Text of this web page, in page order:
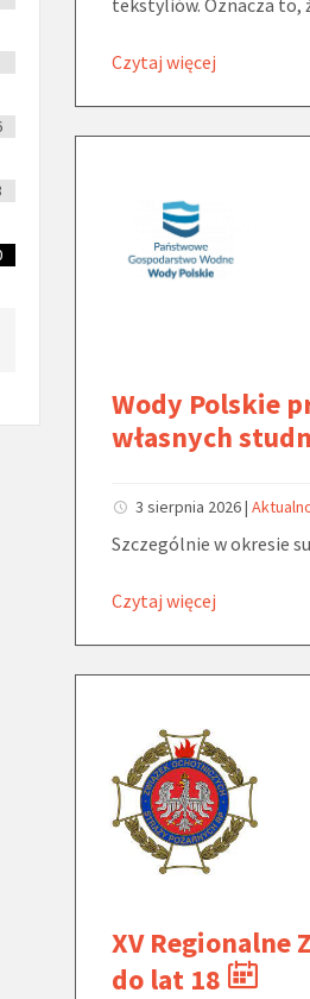
Czytaj więcej
Wody Polskie
własnych
3 sierpnia 2026|
Szczególnie w okresie
Czytaj więcej
XV Regionalne
do lat 18